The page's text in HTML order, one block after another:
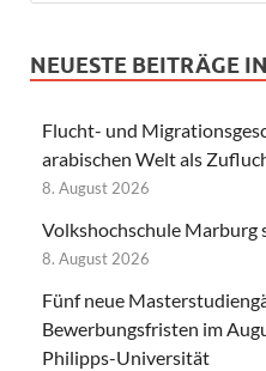
NEUESTE BEITRÄGE
Flucht- und
arabischen Welt als
8. August 2026
Volkshochschule Marburg
8. August 2026
Fünf neue
Bewerbungsfristen im
Philipps-Universität